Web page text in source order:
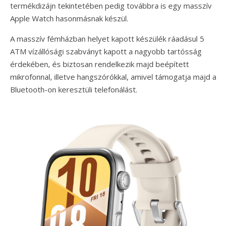
termékdizájn tekintetében pedig továbbra is egy masszív
Apple Watch hasonmásnak készül.
A masszív fémházban helyet kapott készülék ráadásul 5
ATM vízállósági szabványt kapott a nagyobb tartósság
érdekében, és biztosan rendelkezik majd beépített
mikrofonnal, illetve hangszórókkal, amivel támogatja majd a
Bluetooth-on keresztüli telefonálást.